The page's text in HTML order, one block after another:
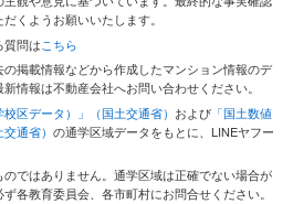
くようお願いいたします。
質問はこちら
掲載情報などから作成したマンション情報のデ
情報は不動産会社へお問い合わせください。
区データ）」（国土交通省） および 「国土数値
通省） の通学区域データをもとに、LINEヤフー
ではありません。通学区域は正確でない場合が
各教育委員会、各市町村にお問合せください。